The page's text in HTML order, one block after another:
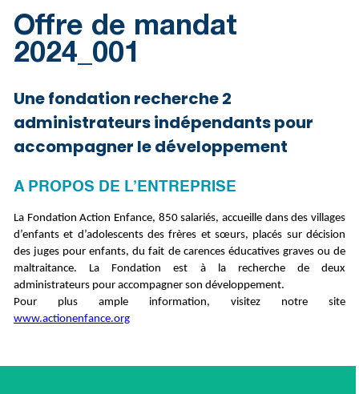
Offre de mandat
2024_001
Une fondation recherche 2
administrateurs indépendants pour
accompagner le développement
A PROPOS DE L’ENTREPRISE
La Fondation Action Enfance, 850 salariés, accueille dans des villages
d’enfants et d’adolescents des frères et sœurs, placés sur décision
des juges pour enfants, du fait de carences éducatives graves ou de
maltraitance. La Fondation est à la recherche de deux
administrateurs pour accompagner son développement.
Pour plus ample information, visitez notre site
www.actionenfance.org